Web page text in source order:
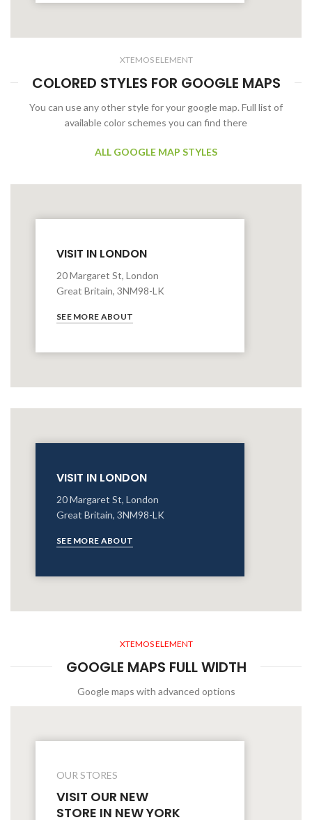
XTEMOS ELEMENT
COLORED STYLES FOR GOOGLE MAPS
You can use any other style for your google map. Full list of
available color schemes you can find there
ALL GOOGLE MAP STYLES
VISIT IN LONDON
20 Margaret St, London
Great Britain, 3NM98-LK
SEE MORE ABOUT
VISIT IN LONDON
20 Margaret St, London
Great Britain, 3NM98-LK
SEE MORE ABOUT
XTEMOS ELEMENT
GOOGLE MAPS FULL WIDTH
Google maps with advanced options
OUR STORES
VISIT OUR NEW
STORE IN NEW YORK